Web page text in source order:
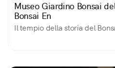
Museo Giardino Bonsai
Bonsai En
Il tempio della storia del